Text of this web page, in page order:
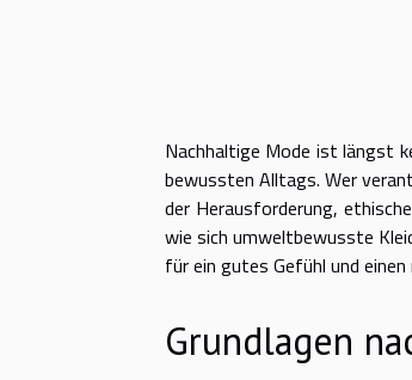
Nachhaltige Mode ist längst
bewussten Alltags. Wer
der Herausforderung,
wie sich umweltbewusste
für ein gutes Gefühl und
Grundlagen